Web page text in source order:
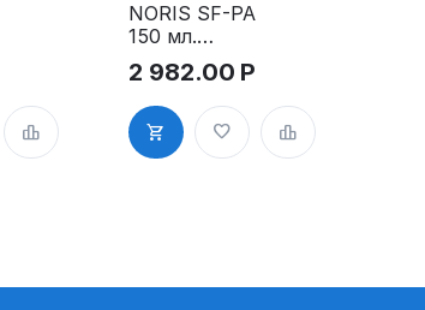
NORIS SF-PA
150 мл.
Краска для
всех видов
бумаг и
картонов,
быстросохну
2 982.00 Р